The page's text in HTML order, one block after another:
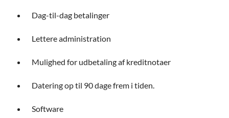
Dag-til-dag betalinger
Lettere administration
Mulighed for udbetaling af kreditnotaer
Datering op til 90 dage frem i tiden.
Software